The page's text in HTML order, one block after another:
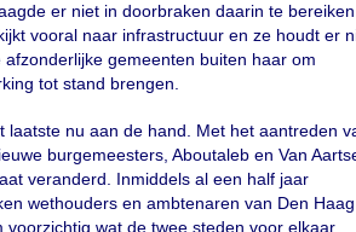
er niet in doorbraken daarin te
vooral naar infrastructuur en ze houdt er
afzonderlijke gemeenten buiten haar om
tot stand brengen.
laatste nu aan de hand. Met het aantreden
burgemeesters, Aboutaleb en Van
veranderd. Inmiddels al een half jaar
wethouders en ambtenaren van Den
voorzichtig wat de twee steden voor elkaar